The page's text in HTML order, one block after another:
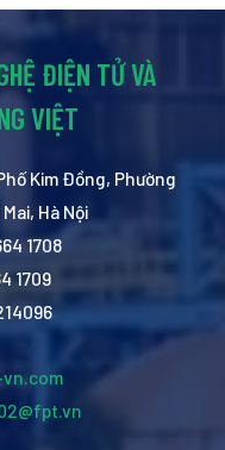
ĐIỆN TỬ VÀ
VIỆT
Kim Đồng, Phường
Hà Nội
1708
1709